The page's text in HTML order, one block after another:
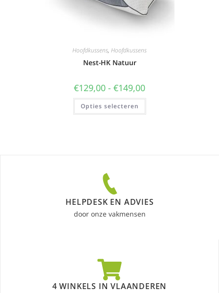
Hoofdkussens, Hoofdkussens
Nest-HK Natuur
€129,00 - €149,00
Opties selecteren
HELPDESK EN ADVIES
door onze vakmensen
4 WINKELS IN VLAANDEREN